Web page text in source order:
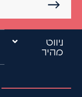
ניווט
מהיר